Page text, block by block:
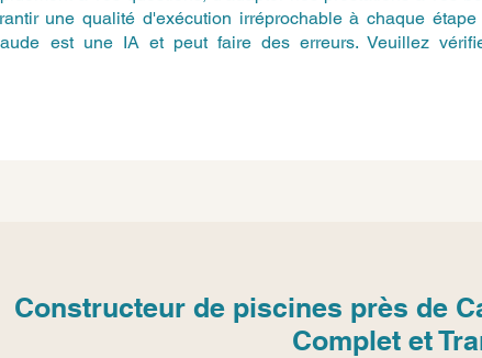
une qualité d'exécution irréprochable à chaque
est une IA et peut faire des erreurs. Veuillez
Constructeur de piscines près de
Complet et